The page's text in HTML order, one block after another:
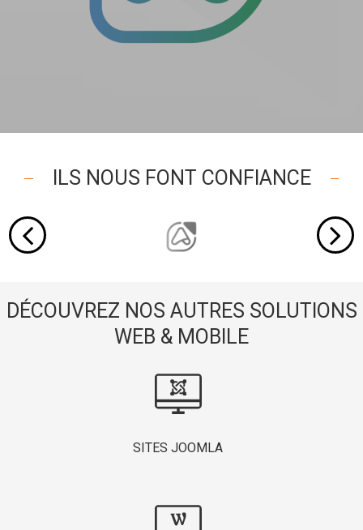
ILS NOUS FONT CONFIANCE
DÉCOUVREZ NOS AUTRES SOLUTIONS
WEB & MOBILE
SITES JOOMLA